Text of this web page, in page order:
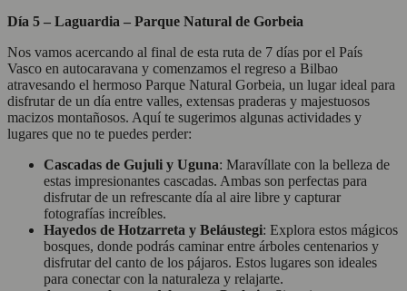
Día 5 – Laguardia – Parque Natural de Gorbeia
Nos vamos acercando al final de esta ruta de 7 días por el País
Vasco en autocaravana y comenzamos el regreso a Bilbao
atravesando el hermoso Parque Natural Gorbeia, un lugar ideal para
disfrutar de un día entre valles, extensas praderas y majestuosos
macizos montañosos. Aquí te sugerimos algunas actividades y
lugares que no te puedes perder:
Cascadas de Gujuli y Uguna: Maravíllate con la belleza de
estas impresionantes cascadas. Ambas son perfectas para
disfrutar de un refrescante día al aire libre y capturar
fotografías increíbles.
Hayedos de Hotzarreta y Beláustegi: Explora estos mágicos
bosques, donde podrás caminar entre árboles centenarios y
disfrutar del canto de los pájaros. Estos lugares son ideales
para conectar con la naturaleza y relajarte.